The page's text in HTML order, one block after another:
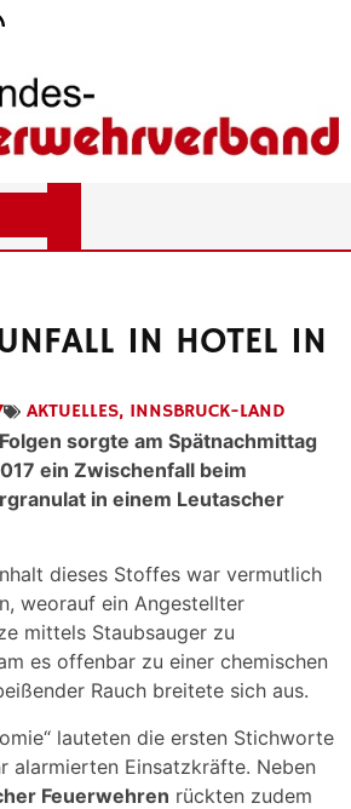
IN HOTEL IN
AKTUELLES, INNSBRUCK-LAND
sorgte am Spätnachmittag
ein Zwischenfall beim
in einem Leutascher
dieses Stoffes war vermutlich
weorauf ein Angestellter
mittels Staubsauger zu
es offenbar zu einer chemischen
Rauch breitete sich aus.
lauteten die ersten Stichworte
alarmierten Einsatzkräfte. Neben
Feuerwehren rückten zudem